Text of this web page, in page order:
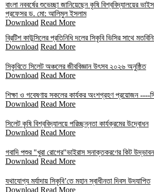
বাংলা নববর্ষের শুভেচ্ছা জানিয়েছেন কৃষি বিশ্ববিদ্যালয়ের
প্রফেসর ড. মো: আলিমুল ইসলাম
Download Read More
ব্রিটিশ কাউন্সিলের প্রতিনিধি দলের সিকৃবি ভিসির সাথে
Download Read More
সিকৃবিতে সিলেট অঞ্চলের জীববিজ্ঞান উৎসব ২০২৬ অনুষ্ঠিত
Download Read More
শিক্ষা ও গবেষণায় সকলের কার্যকর অংশগ্রহণ প্রয়োজন ----
Download Read More
সিলেট কৃষি বিশ্ববিদ্যালয়ে পরিচ্ছন্নতা কার্যক্রমের উদ্বোধন
Download Read More
গবাদি পশুর "খুরা রোগের"ভাইরাস সনাক্তকরণের কিট উদ্ভাবন
Download Read More
যথাযোগ্য মর্যাদায় সিকৃবি’তে মহান স্বাধীনতা দিবস উদযাপিত
Download Read More